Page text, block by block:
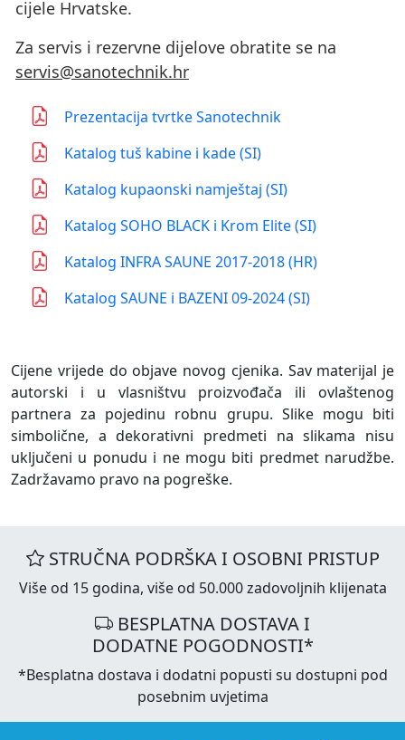
cijele Hrvatske.
Za servis i rezervne dijelove obratite se na
servis@sanotechnik.hr
Prezentacija tvrtke Sanotechnik
Katalog tuš kabine i kade (SI)
Katalog kupaonski namještaj (SI)
Katalog SOHO BLACK i Krom Elite (SI)
Katalog INFRA SAUNE 2017-2018 (HR)
Katalog SAUNE i BAZENI 09-2024 (SI)
Cijene vrijede do objave novog cjenika. Sav materijal je
autorski i u vlasništvu proizvođača ili ovlaštenog
partnera za pojedinu robnu grupu. Slike mogu biti
simbolične, a dekorativni predmeti na slikama nisu
uključeni u ponudu i ne mogu biti predmet narudžbe.
Zadržavamo pravo na pogreške.
STRUČNA PODRŠKA I OSOBNI PRISTUP
Više od 15 godina, više od 50.000 zadovoljnih klijenata
BESPLATNA DOSTAVA I
DODATNE POGODNOSTI*
*Besplatna dostava i dodatni popusti su dostupni pod
posebnim uvjetima